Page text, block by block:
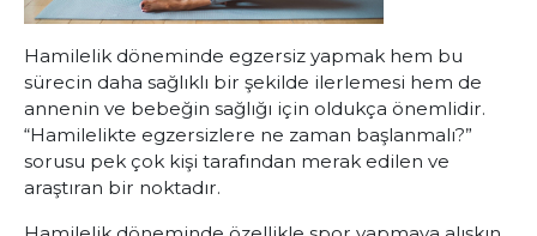
Hamilelik döneminde egzersiz yapmak hem bu
sürecin daha sağlıklı bir şekilde ilerlemesi hem de
annenin ve bebeğin sağlığı için oldukça önemlidir.
“Hamilelikte egzersizlere ne zaman başlanmalı?”
sorusu pek çok kişi tarafından merak edilen ve
araştıran bir noktadır.